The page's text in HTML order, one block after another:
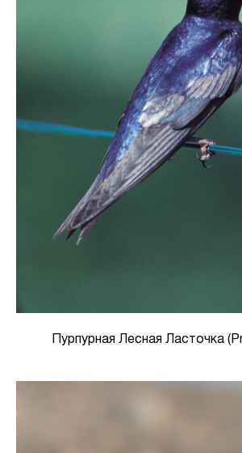
Пурпурная Лесная Ласточка